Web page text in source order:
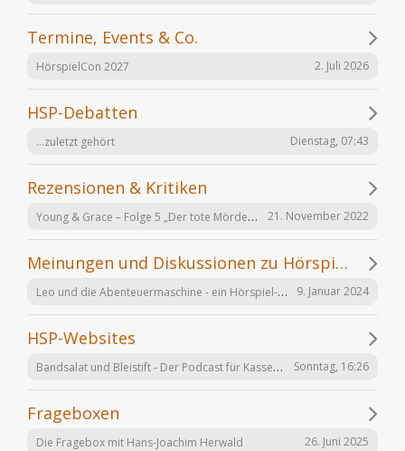
Termine, Events & Co.
HörspielCon 2027 2. Juli 2026
HSP-Debatten
...zuletzt gehört Dienstag, 07:43
Rezensionen & Kritiken
Young & Grace – Folge 5 „Der tote Mörder“ von TOS Hörfabrik 21. November 2022
Meinungen und Diskussionen zu Hörspielen und Hörbüchern
Leo und die Abenteuermaschine - ein Hörspiel-Desaster mit Happy End 9. Januar 2024
HSP-Websites
Bandsalat und Bleistift - Der Podcast für Kassetten-Kinder Sonntag, 16:26
Frageboxen
Die Fragebox mit Hans-Joachim Herwald 26. Juni 2025